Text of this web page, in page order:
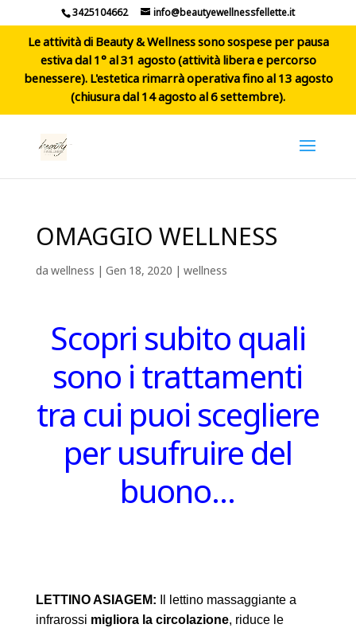
3425104662 info@beautyewellnessfellette.it
Le attività di Beauty & Wellness sono sospese per pausa
estiva dal 1° al 31 agosto (attività libera e percorso
benessere). L'estetica rimarrà operativa fino al 13 agosto
(chiusura dal 14 agosto al 6 settembre).
OMAGGIO WELLNESS
dawellness | Gen 18, 2020 | wellness
Scopri subito quali
sono i trattamenti
tra cui puoi scegliere
per usufruire del
buono…
LETTINO ASIAGEM:
Il lettino massaggiante a
infrarossi migliora la circolazione, riduce le